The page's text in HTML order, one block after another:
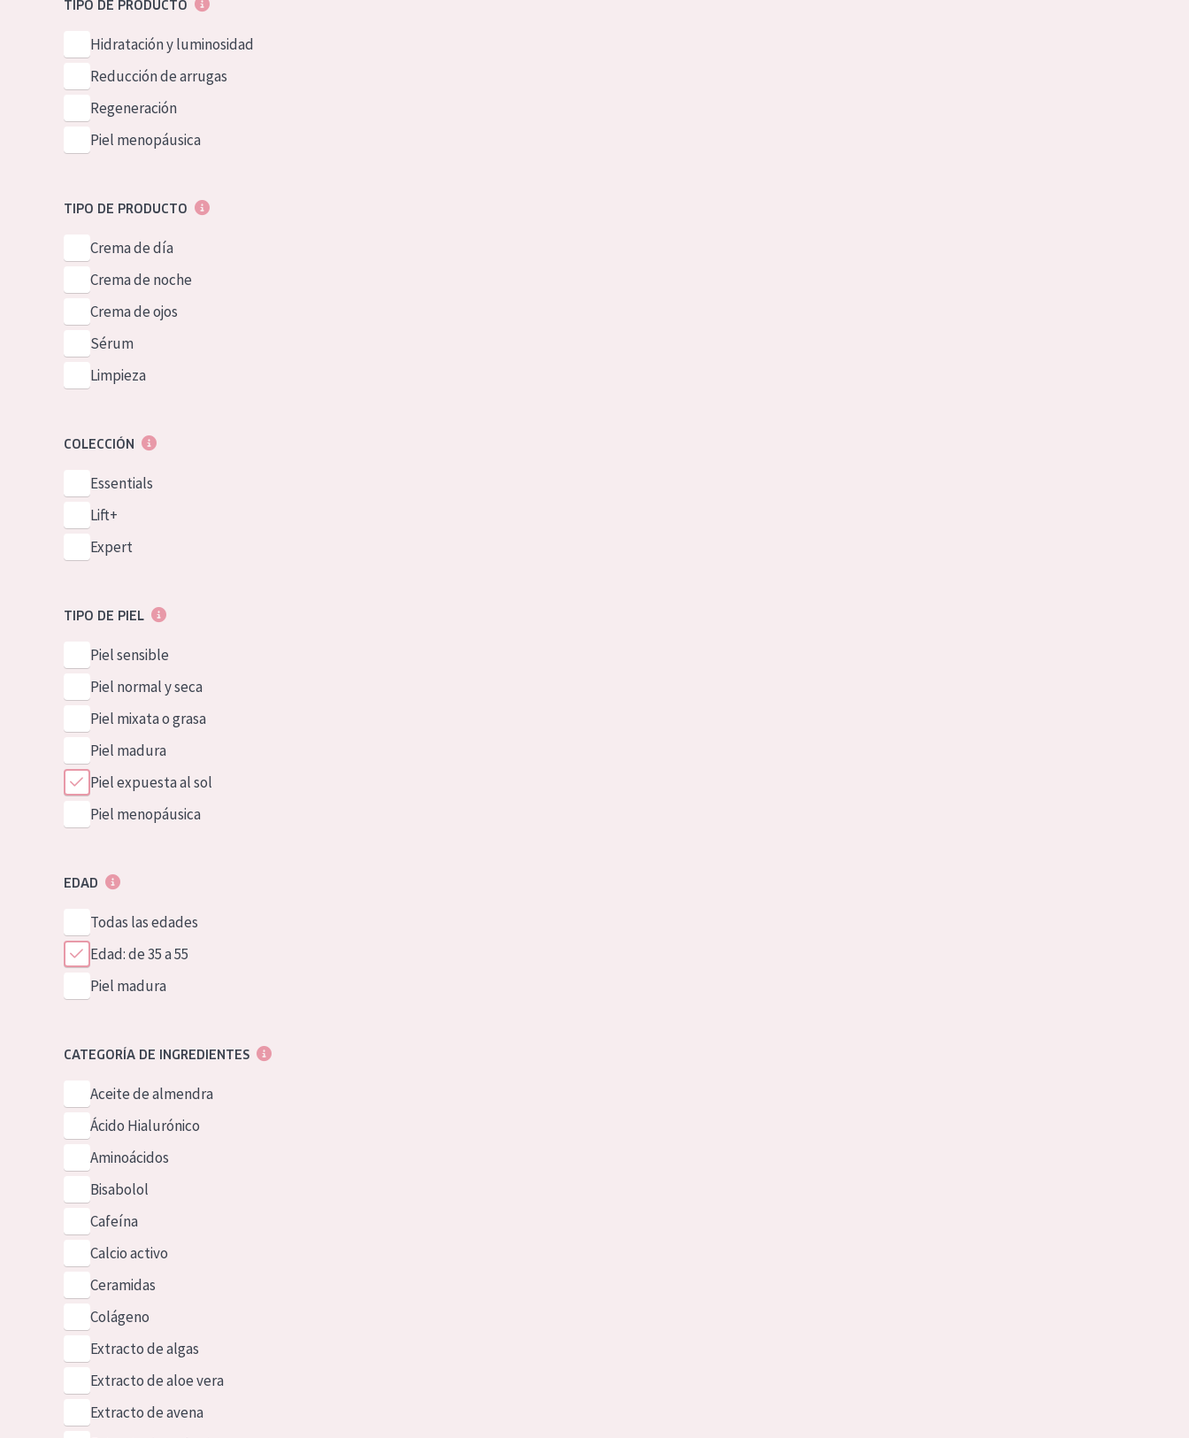
Spanish
Greek
TIPO DE PRODUCTO
Hidratación y luminosidad
Reducción de arrugas
Regeneración
Piel menopáusica
TIPO DE PRODUCTO
Crema de día
Crema de noche
Crema de ojos
Sérum
Limpieza
COLECCIÓN
Essentials
Lift+
Expert
TIPO DE PIEL
Piel sensible
Piel normal y seca
Piel mixata o grasa
Piel madura
Piel expuesta al sol
Piel menopáusica
EDAD
Todas las edades
Edad: de 35 a 55
Piel madura
CATEGORÍA DE INGREDIENTES
Aceite de almendra
Ácido Hialurónico
Aminoácidos
Bisabolol
Cafeína
Calcio activo
Ceramidas
Colágeno
Extracto de algas
Extracto de aloe vera
Extracto de avena